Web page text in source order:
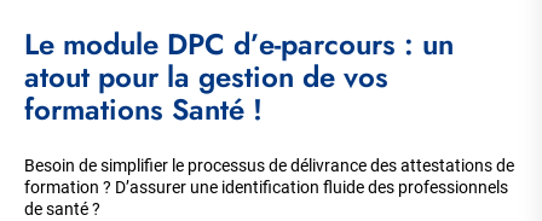
Le module DPC d’e-parcours : un
atout pour la gestion de vos
formations Santé !
Besoin de simplifier le processus de délivrance des attestations de
formation ? D’assurer une identification fluide des professionnels
de santé ?